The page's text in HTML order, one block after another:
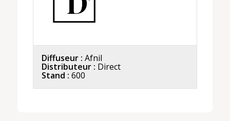
Diffuseur : Afnil
Distributeur : Direct
Stand : 600